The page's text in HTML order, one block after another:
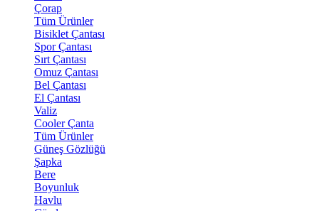
Çorap
Tüm Ürünler
Bisiklet Çantası
Spor Çantası
Sırt Çantası
Omuz Çantası
Bel Çantası
El Çantası
Valiz
Cooler Çanta
Tüm Ürünler
Güneş Gözlüğü
Şapka
Bere
Boyunluk
Havlu